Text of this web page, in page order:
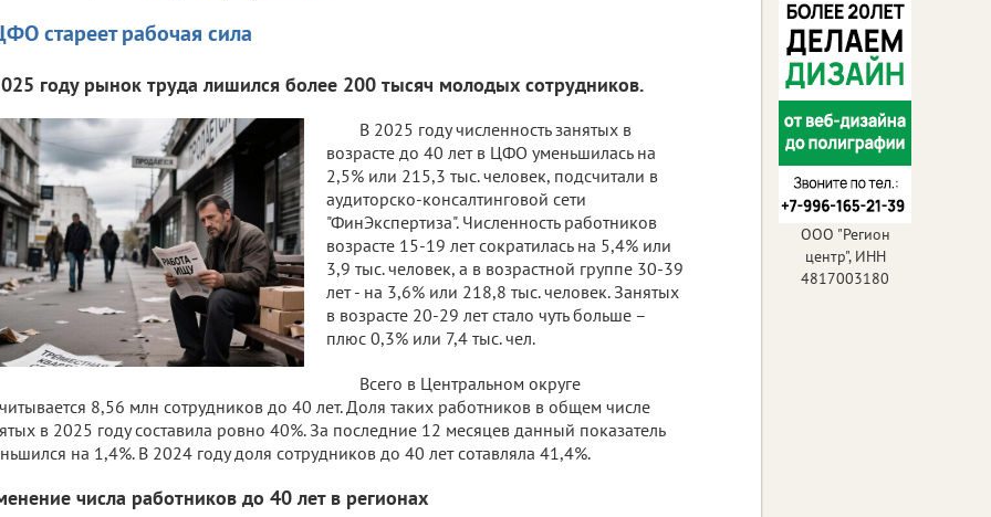
стареет рабочая сила
году рынок труда лишился более 200 тысяч молодых сотрудников.
В 2025 году численность занятых в
возрасте до 40 лет в ЦФО уменьшилась на
2,5% или 215,3 тыс. человек, подсчитали в
аудиторско-консалтинговой сети
"ФинЭкспертиза". Численность работников
возрасте 15-19 лет сократилась на 5,4% или
3,9 тыс. человек, а в возрастной группе 30-39
лет - на 3,6% или 218,8 тыс. человек. Занятых
в возрасте 20-29 лет стало чуть больше –
плюс 0,3% или 7,4 тыс. чел.
Всего в Центральном округе
8,56 млн сотрудников до 40 лет. Доля таких работников в общем числе
в 2025 году составила ровно 40%. За последние 12 месяцев данный показатель
на 1,4%. В 2024 году доля сотрудников до 40 лет сотавляла 41,4%.
числа работников до 40 лет в регионах
ООО "Регион
центр", ИНН
4817003180